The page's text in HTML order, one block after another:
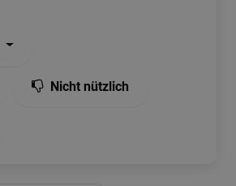
Nicht nützlich